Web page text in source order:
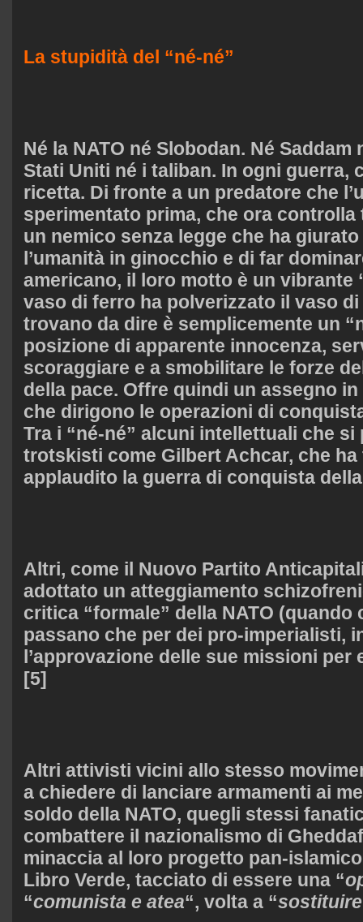
La stupidità del “né-né”
Né la NATO né Slobodan. Né Saddam
Stati Uniti né i taliban. In ogni guerra,
ricetta. Di fronte a un predatore che
sperimentato prima, che ora controlla
un nemico senza legge che ha
l’umanità in ginocchio e di far
americano, il loro motto è un vibrante
vaso di ferro ha polverizzato il vaso
trovano da dire è semplicemente un
posizione di apparente innocenza,
scoraggiare e a smobilitare le forze
della pace. Offre quindi un assegno
che dirigono le operazioni di
Tra i “né-né” alcuni intellettuali che si
trotskisti come Gilbert Achcar, che
applaudito la guerra di conquista
Altri, come il Nuovo Partito
adottato un atteggiamento
critica “formale” della NATO (quando
passano che per dei pro-imperialisti,
l’approvazione delle sue missioni per
[5]
Altri attivisti vicini allo stesso
a chiedere di lanciare armamenti ai
soldo della NATO, quegli stessi
combattere il nazionalismo di
minaccia al loro progetto pan-
Libro Verde, tacciato di essere una “
“comunista e atea“, volta a “